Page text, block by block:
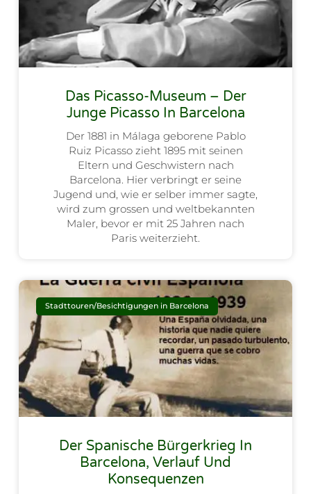
Das Picasso-Museum – Der
Junge Picasso In Barcelona
Der 1881 in Málaga geborene Pablo
Ruiz Picasso zieht 1895 mit seinen
Eltern und Geschwistern nach
Barcelona. Hier verbringt er seine
Jugend und, wie er selber immer sagte,
wird zum grossen und weltbekannten
Maler, bevor er mit 25 Jahren nach
Paris weiterzieht.
Stadttouren/Besichtigungen in Barcelona
Der Spanische Bürgerkrieg In
Barcelona, Verlauf Und
Konsequenzen